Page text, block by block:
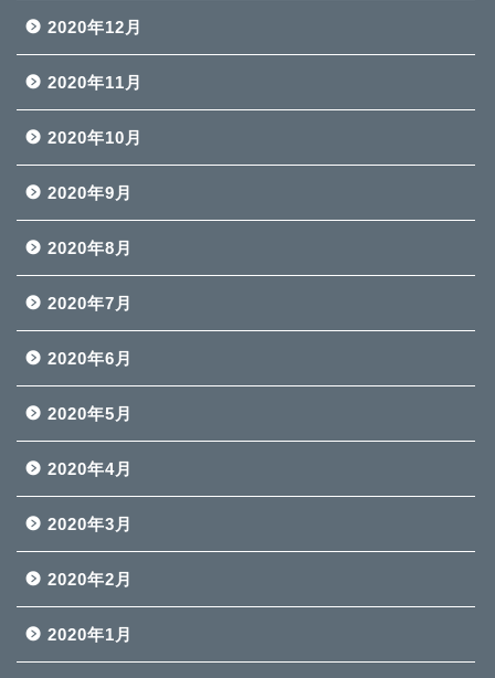
2020年12月
2020年11月
2020年10月
2020年9月
2020年8月
2020年7月
2020年6月
2020年5月
2020年4月
2020年3月
2020年2月
2020年1月